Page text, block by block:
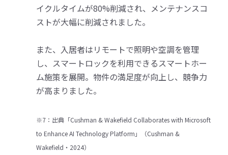
イクルタイムが80%削減され、メンテナンスコ
ストが大幅に削減されました。
また、入居者はリモートで照明や空調を管理
し、スマートロックを利用できるスマートホー
ム施策を展開。物件の満足度が向上し、競争力
が高まりました。
※7：出典「Cushman & Wakefield Collaborates with Microsoft
to Enhance AI Technology Platform」（Cushman &
Wakefield・2024）